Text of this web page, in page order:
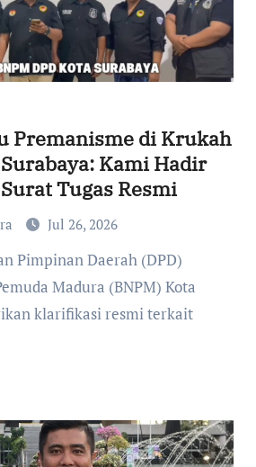
Premanisme di Krukah
Kami Hadir
Tugas Resmi
Jul 26, 2026
Madura (BNPM) Kota
klarifikasi resmi terkait